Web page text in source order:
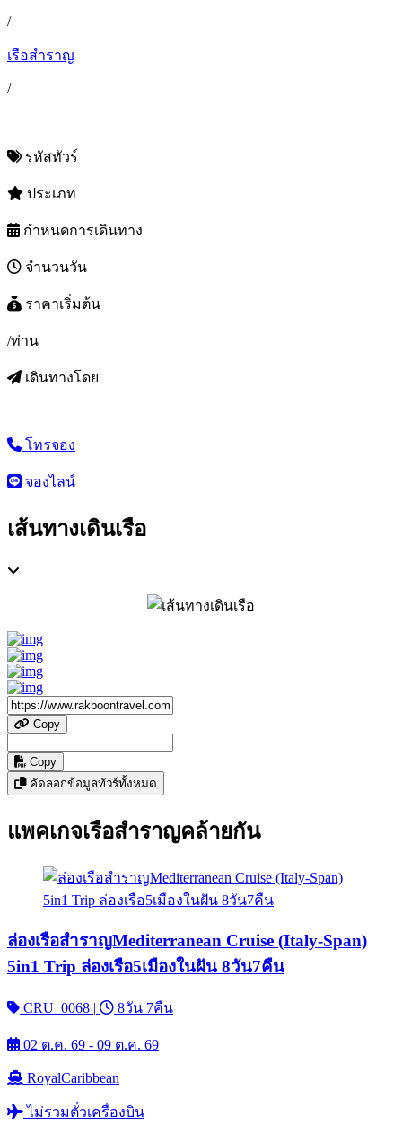
/
เรือสำราญ
/
รหัสทัวร์
ประเภท
กำหนดการเดินทาง
จำนวนวัน
ราคาเริ่มต้น
/ท่าน
เดินทางโดย
โทรจอง
จองไลน์
เส้นทางเดินเรือ
Copy
Copy
คัดลอกข้อมูลทัวร์ทั้งหมด
แพคเกจเรือสำราญคล้ายกัน
ล่องเรือสำราญMediterranean Cruise (Italy-Span)
5in1 Trip ล่องเรือ5เมืองในฝัน 8วัน7คืน
CRU_0068 | 8วัน 7คืน
02 ต.ค. 69 - 09 ต.ค. 69
RoyalCaribbean
ไม่รวมตั๋วเครื่องบิน